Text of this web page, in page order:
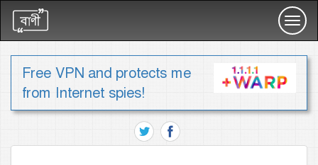
Free VPN and protects me
from Internet spies!